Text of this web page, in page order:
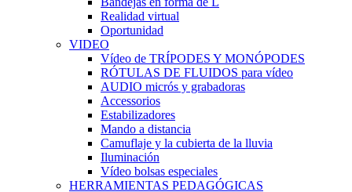
Realidad virtual
Oportunidad
VIDEO
Vídeo de TRÍPODES Y MONÓPODES
RÓTULAS DE FLUIDOS para vídeo
AUDIO micrós y grabadoras
Accessorios
Estabilizadores
Mando a distancia
Camuflaje y la cubierta de la lluvia
Iluminación
Vídeo bolsas especiales
HERRAMIENTAS PEDAGÓGICAS